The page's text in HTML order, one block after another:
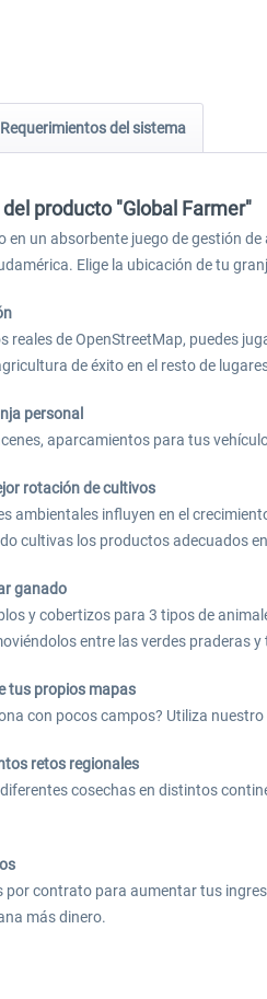
Requerimientos del sistema
producto "Global Farmer"
en un absorbente juego de gestión
Elige la ubicación de tu
reales de OpenStreetMap, puedes
de éxito en el resto de
personal
aparcamientos para tus
rotación de cultivos
ambientales influyen en el
cultivas los productos adecuados
ganado
y cobertizos para 3 tipos de
entre las verdes praderas
tus propios mapas
con pocos campos? Utiliza
retos regionales
cosechas en distintos
por contrato para aumentar tus
más dinero.